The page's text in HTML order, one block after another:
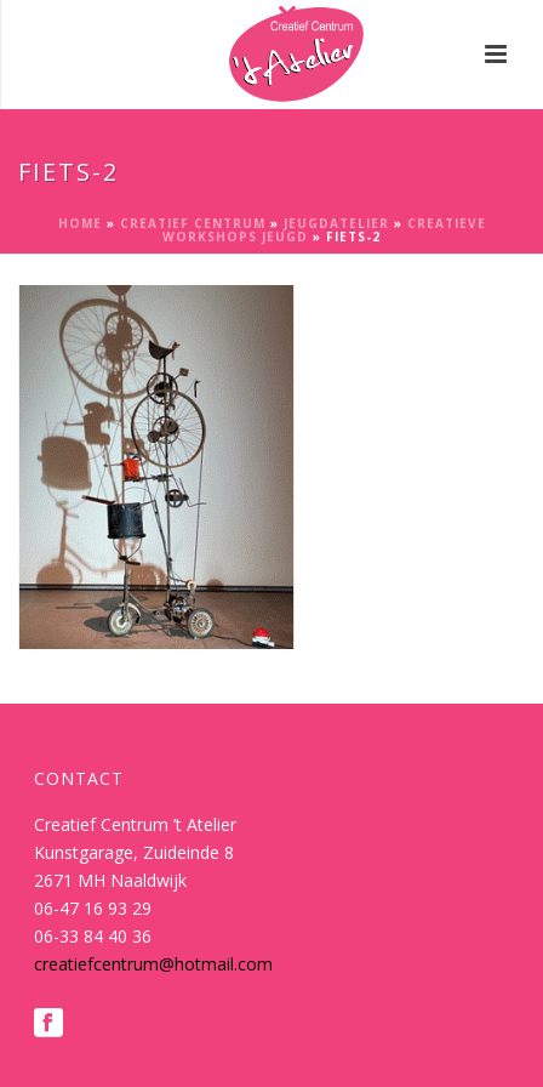
FIETS-2
HOME » CREATIEF CENTRUM » JEUGDATELIER » CREATIEVE
WORKSHOPS JEUGD » FIETS-2
CONTACT
Creatief Centrum ’t Atelier
Kunstgarage, Zuideinde 8
2671 MH Naaldwijk
06-47 16 93 29
06-33 84 40 36
creatiefcentrum@hotmail.com